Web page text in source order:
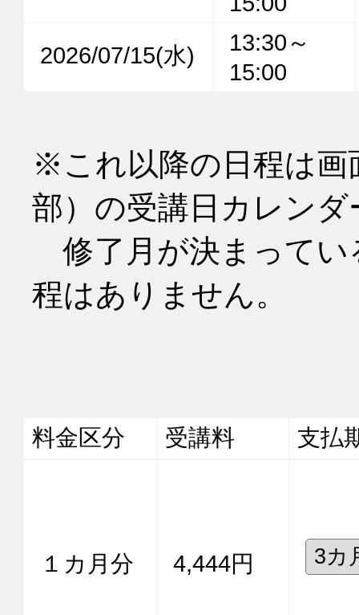
2026/07/15(水)
13:30～
15:00
※これ以降の日程は画
部）の受講日カレン
修了月が決まってい
程はありません。
料金区分 受講料 支払
１カ月分 4,444円